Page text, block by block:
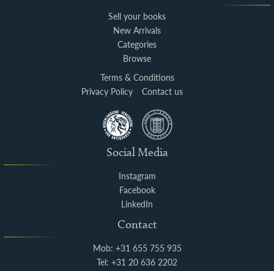
Sell your books
New Arrivals
Categories
Browse
Terms & Conditions
Privacy Policy
Contact us
Social Media
Instagram
Facebook
LinkedIn
Contact
Mob: +31 655 755 935
Tel: +31 20 636 2202